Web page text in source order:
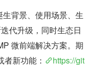
背景、使用场景、生
代升级，同时生态日
微前端解决方案。期
新功能：
https://git